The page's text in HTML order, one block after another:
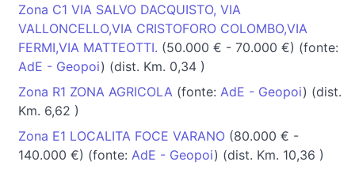
Zona C1 VIA SALVO DACQUISTO, VIA
VALLONCELLO,VIA CRISTOFORO COLOMBO,VIA
FERMI,VIA MATTEOTTI. (50.000 € - 70.000 €) (fonte:
AdE - Geopoi) (dist. Km. 0,34 )
Zona R1 ZONA AGRICOLA (fonte: AdE - Geopoi) (dist.
Km. 6,62 )
Zona E1 LOCALITA FOCE VARANO (80.000 € -
140.000 €) (fonte: AdE - Geopoi) (dist. Km. 10,36 )